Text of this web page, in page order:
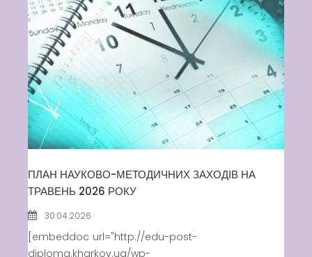
Вакансії
Читати далі
ПЛАН НАУКОВО-МЕТОДИЧНИХ ЗАХОДІВ НА
ТРАВЕНЬ 2026 РОКУ
30.04.2026
[embeddoc url="http://edu-post-
diploma.kharkov.ua/wp-